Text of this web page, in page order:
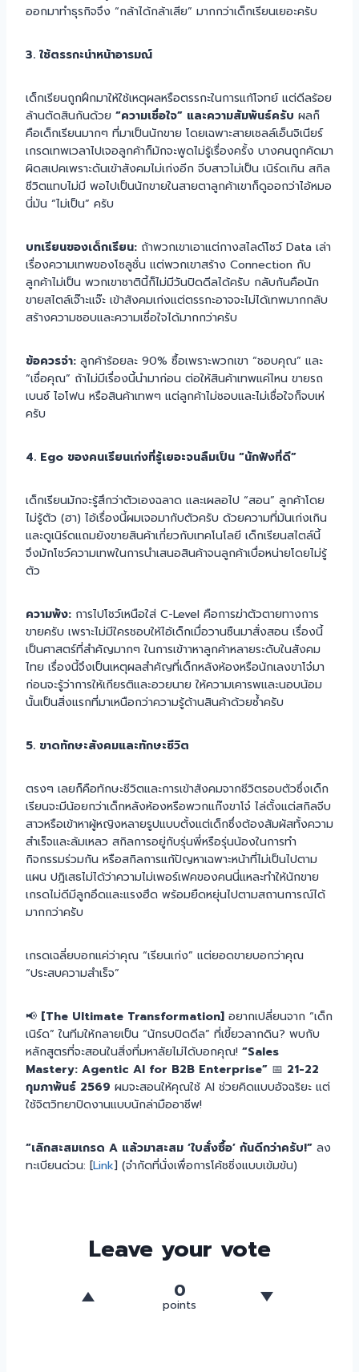
ออกมาทำธุรกิจจึง “กล้าได้กล้าเสีย” มากกว่าเด็กเรียนเยอะครับ
3. ใช้ตรรกะนำหน้าอารมณ์
เด็กเรียนถูกฝึกมาให้ใช้เหตุผลหรือตรรกะในการแก้โจทย์ แต่ดีลร้อย
ล้านตัดสินกันด้วย “ความเชื่อใจ” และความสัมพันธ์ครับ ผลก็
คือเด็กเรียนมากๆ ที่มาเป็นนักขาย โดยเฉพาะสายเซลล์เอ็นจิเนียร์
เกรดเทพเวลาไปเจอลูกค้าก็มักจะพูดไม่รู้เรื่องครั้ง บางคนถูกคัดมา
ผิดสเปคเพราะดันเข้าสังคมไม่เก่งอีก จีบสาวไม่เป็น เนิร์ดเกิน สกิล
ชีวิตแทบไม่มี พอไปเป็นนักขายในสายตาลูกค้าเขาก็ดูออกว่าไอ้หมอ
นี่มัน “ไม่เป็น” ครับ
บทเรียนของเด็กเรียน: ถ้าพวกเขาเอาแต่กางสไลด์โชว์ Data เล่า
เรื่องความเทพของโซลูชั่น แต่พวกเขาสร้าง Connection กับ
ลูกค้าไม่เป็น พวกเขาชาตินี้ก็ไม่มีวันปิดดีลได้ครับ กลับกันคือนัก
ขายสไตล์เจ๊าะแจ๊ะ เข้าสังคมเก่งแต่ตรรกะอาจจะไม่ได้เทพมากกลับ
สร้างความชอบและความเชื่อใจได้มากกว่าครับ
ข้อควรจำ: ลูกค้าร้อยละ 90% ซื้อเพราะพวกเขา “ชอบคุณ” และ
“เชื่อคุณ” ถ้าไม่มีเรื่องนี้นำมาก่อน ต่อให้สินค้าเทพแค่ไหน ขายรถ
เบนซ์ ไอโฟน หรือสินค้าเทพๆ แต่ลูกค้าไม่ชอบและไม่เชื่อใจก็จบเห่
ครับ
4. Ego ของคนเรียนเก่งที่รู้เยอะจนลืมเป็น “นักฟังที่ดี”
เด็กเรียนมักจะรู้สึกว่าตัวเองฉลาด และเผลอไป “สอน” ลูกค้าโดย
ไม่รู้ตัว (ฮา) ไอ้เรื่องนี้ผมเจอมากับตัวครับ ด้วยความที่มันเก่งเกิน
และดูเนิร์ดแถมยังขายสินค้าเกี่ยวกับเทคโนโลยี เด็กเรียนสไตล์นี้
จึงมักโชว์ความเทพในการนำเสนอสินค้าจนลูกค้าเบื่อหน่ายโดยไม่รู้
ตัว
ความพัง: การไปโชว์เหนือใส่ C-Level คือการฆ่าตัวตายทางการ
ขายครับ เพราะไม่มีใครชอบให้ไอ้เด็กเมื่อวานซืนมาสั่งสอน เรื่องนี้
เป็นศาสตร์ที่สำคัญมากๆ ในการเข้าาหาลูกค้าหลายระดับในสังคม
ไทย เรื่องนี้จึงเป็นเหตุผลสำคัญที่เด็กหลังห้องหรือนักเลงขาโจ๋มา
ก่อนจะรู้ว่าการให้เกียรติและอวยนาย ให้ความเคารพและนอบน้อม
นั้นเป็นสิ่งแรกที่มาเหนือกว่าความรู้ด้านสินค้าด้วยซ้ำครับ
5. ขาดทักษะสังคมและทักษะชีวิต
ตรงๆ เลยก็คือทักษะชีวิตและการเข้าสังคมจากชีวิตรอบตัวซึ่งเด็ก
เรียนจะมีน้อยกว่าเด็กหลังห้องหรือพวกแก๊งขาโจ๋ ไล่ตั้งแต่สกิลจีบ
สาวหรือเข้าหาผู้หญิงหลายรูปแบบตั้งแต่เด็กซึ่งต้องสัมผัสทั้งความ
สำเร็จและล้มเหลว สกิลการอยู่กับรุ่นพี่หรือรุ่นน้องในการทำ
กิจกรรมร่วมกัน หรือสกิลการแก้ปัญหาเฉพาะหน้าที่ไม่เป็นไปตาม
แผน ปฎิเสธไม่ได้ว่าความไม่เพอร์เฟคของคนนี่แหละทำให้นักขาย
เกรดไม่ดีมีลูกอึดและแรงฮึด พร้อมยืดหยุ่นไปตามสถานการณ์ได้
มากกว่าครับ
เกรดเฉลี่ยบอกแค่ว่าคุณ “เรียนเก่ง” แต่ยอดขายบอกว่าคุณ
“ประสบความสำเร็จ”
📢 [The Ultimate Transformation] อยากเปลี่ยนจาก “เด็ก
เนิร์ด” ในทีมให้กลายเป็น “นักรบปิดดีล” ที่เขี้ยวลากดิน? พบกับ
หลักสูตรที่จะสอนในสิ่งที่มหาลัยไม่ได้บอกคุณ! “Sales
Mastery: Agentic AI for B2B Enterprise” 📅 21-22
กุมภาพันธ์ 2569 ผมจะสอนให้คุณใช้ AI ช่วยคิดแบบอัจฉริยะ แต่
ใช้จิตวิทยาปิดงานแบบนักล่ามืออาชีพ!
“เลิกสะสมเกรด A แล้วมาสะสม ‘ใบสั่งซื้อ’ กันดีกว่าครับ!” ลง
ทะเบียนด่วน: [Link] (จำกัดที่นั่งเพื่อการโค้ชชิ่งแบบเข้มข้น)
Leave your vote
0
points